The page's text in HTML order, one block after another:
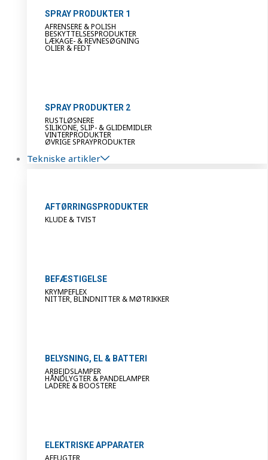
SPRAY PRODUKTER 1
AFRENSERE & POLISH
BESKYTTELSESPRODUKTER
LÆKAGE- & REVNESØGNING
OLIER & FEDT
SPRAY PRODUKTER 2
RUSTLØSNERE
SILIKONE, SLIP- & GLIDEMIDLER
VINTERPRODUKTER
ØVRIGE SPRAYPRODUKTER
Tekniske artikler
AFTØRRINGSPRODUKTER
KLUDE & TVIST
BEFÆSTIGELSE
KRYMPEFLEX
NITTER, BLINDNITTER & MØTRIKKER
BELYSNING, EL & BATTERI
ARBEJDSLAMPER
HÅNDLYGTER & PANDELAMPER
LADERE & BOOSTERE
ELEKTRISKE APPARATER
AFFUGTER